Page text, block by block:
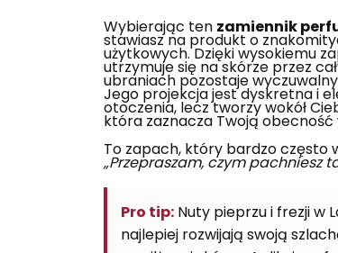
Wybierając ten zamiennik
stawiasz na produkt o
użytkowych. Dzięki wysokiemu
utrzymuje się na skórze przez
ubraniach pozostaje
Jego projekcja jest dyskretna i
otoczenia, lecz tworzy wokół
która zaznacza Twoją
To zapach, który bardzo często
„Przepraszam, czym pachniesz
Pro tip:Nuty pieprzu i frezji w
najlepiej rozwijają swoją